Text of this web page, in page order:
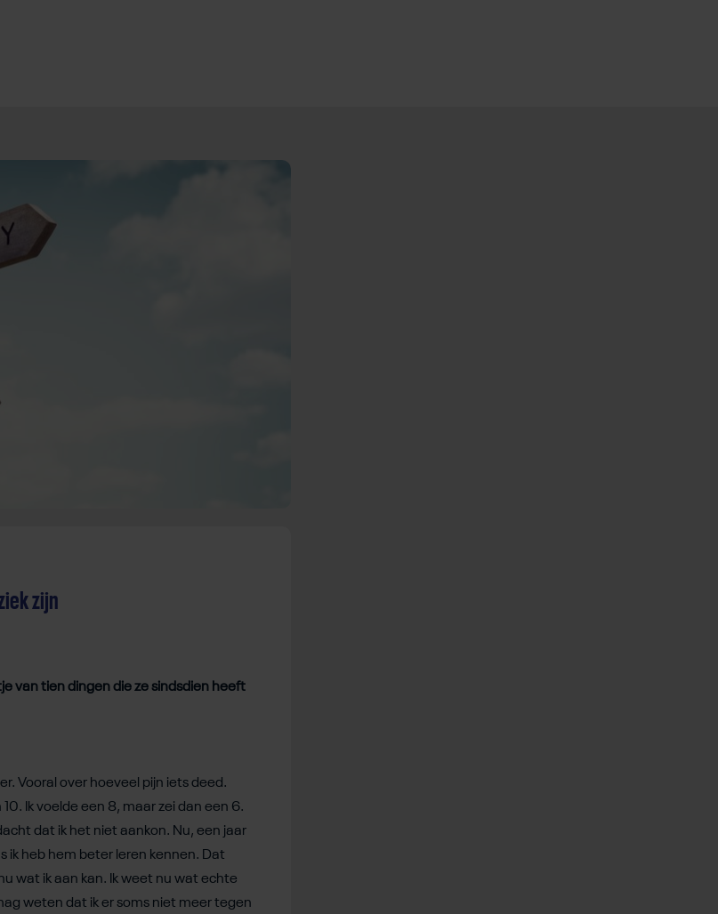
zijn
van tien dingen die ze sindsdien heeft
Vooral over hoeveel pijn iets deed.
Ik voelde een 8, maar zei dan een 6.
dat ik het niet aankon. Nu, een jaar
ik heb hem beter leren kennen. Dat
wat ik aan kan. Ik weet nu wat echte
weten dat ik er soms niet meer tegen